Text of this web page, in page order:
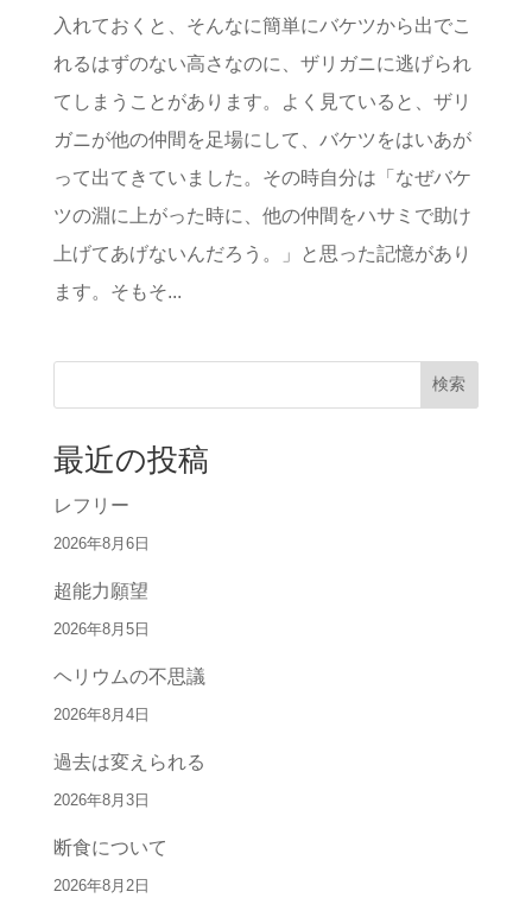
入れておくと、そんなに簡単にバケツから出でこ
れるはずのない高さなのに、ザリガニに逃げられ
てしまうことがあります。よく見ていると、ザリ
ガニが他の仲間を足場にして、バケツをはいあが
って出てきていました。その時自分は「なぜバケ
ツの淵に上がった時に、他の仲間をハサミで助け
上げてあげないんだろう。」と思った記憶があり
ます。そもそ...
検索
最近の投稿
レフリー
2026年8月6日
超能力願望
2026年8月5日
ヘリウムの不思議
2026年8月4日
過去は変えられる
2026年8月3日
断食について
2026年8月2日